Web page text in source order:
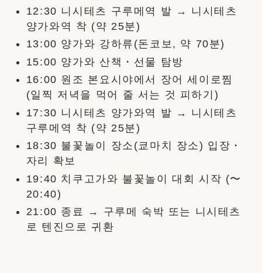
12:30 니시테츠 구루메역 발 → 니시테츠
양가와역 착 (약 25분)
13:00 양가와 강하류(돈코보, 약 70분)
15:00 양가와 산책・선물 탐방
16:00 원조 본요시야에서 장어 세이로찜
(일찍 저녁을 먹어 줄 서는 것 피하기)
17:30 니시테츠 양가와역 발 → 니시테츠
구루메역 착 (약 25분)
18:30 불꽃놀이 장소(쿄마치 장소) 입장・
자리 확보
19:40 치쿠고가와 불꽃놀이 대회 시작 (〜
20:40)
21:00 종료 → 구루메 숙박 또는 니시테츠
로 텐진으로 귀환